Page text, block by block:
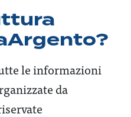
le informazioni
da